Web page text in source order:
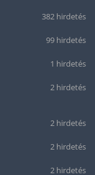
382 hirdetés
99 hirdetés
1 hirdetés
2 hirdetés
2 hirdetés
2 hirdetés
2 hirdetés